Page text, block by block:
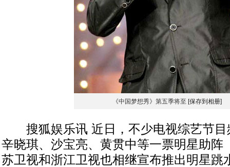
《中国梦想秀》第五季将至 [保存到相册]
搜狐娱乐讯 近日，不少电视综艺节目
辛晓琪、沙宝亮、黄贯中等一票明星助阵
苏卫视和浙江卫视也相继宣布推出明星跳